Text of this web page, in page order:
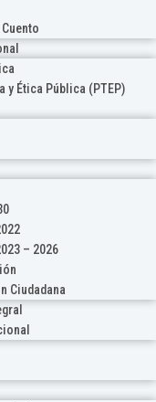
y Ética Pública (PTEP)
– 2026
Ciudadana